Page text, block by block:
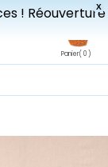
X
! Réouverture
Panier( 0 )